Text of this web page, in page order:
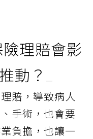
理賠會影
動？
賠，導致病人
手術，也會要
負擔，也讓一